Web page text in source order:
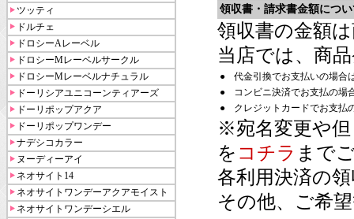
ツッティ
ドルチェ
ドロシーAレーベル
ドロシーMレーベルサークル
ドロシーMレーベルナチュラル
ドーリシアユニコーンティアーズ
ドーリポップアクア
ドーリポップワンデー
ナデシコカラー
ヌーディーアイ
ネオサイト14
ネオサイトワンデーアクアモイスト
ネオサイトワンデーシエル
領収書・請求書金額につ
領収書の金額
当店では、商
●
代金引換でお支払いの場合
●
コンビニ決済でお支払の場
●
クレジットカードでお支払
※宛名変更や但
を コチラ まで
各利用決済の
その他、ご希